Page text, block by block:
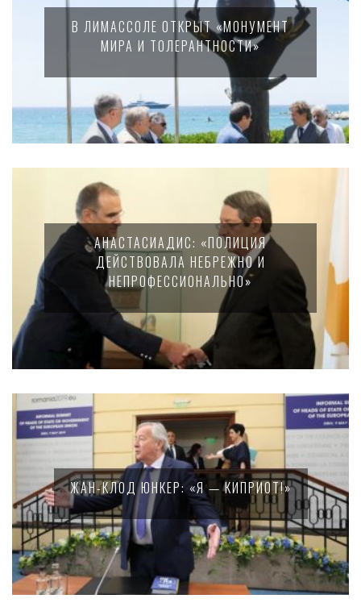
В ЛИМАССОЛЕ ОТКРЫТ «МОНУМЕНТ
МИРА И ТОЛЕРАНТНОСТИ»
АНАСТАСИАДИС: «ПОЛИЦИЯ
ДЕЙСТВОВАЛА НЕБРЕЖНО И
НЕПРОФЕССИОНАЛЬНО»
ЖАН-КЛОД ЮНКЕР: «Я — КИПРИОТ!»